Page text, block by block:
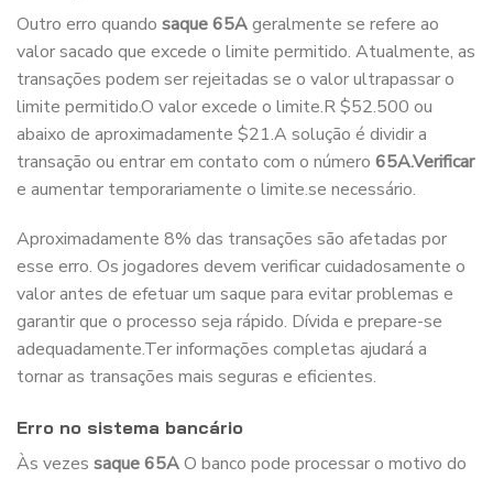
Outro erro quando saque 65Ageralmente se refere ao
valor sacado que excede o limite permitido. Atualmente, as
transações podem ser rejeitadas se o valor ultrapassar o
limite permitido.O valor excede o limite.R $52.500 ou
abaixo de aproximadamente $21.A solução é dividir a
transação ou entrar em contato com o número 65A.Verificar
e aumentar temporariamente o limite.se necessário.
Aproximadamente 8% das transações são afetadas por
esse erro. Os jogadores devem verificar cuidadosamente o
valor antes de efetuar um saque para evitar problemas e
garantir que o processo seja rápido. Dívida e prepare-se
adequadamente.Ter informações completas ajudará a
tornar as transações mais seguras e eficientes.
Erro no sistema bancário
Às vezes saque 65AO banco pode processar o motivo do